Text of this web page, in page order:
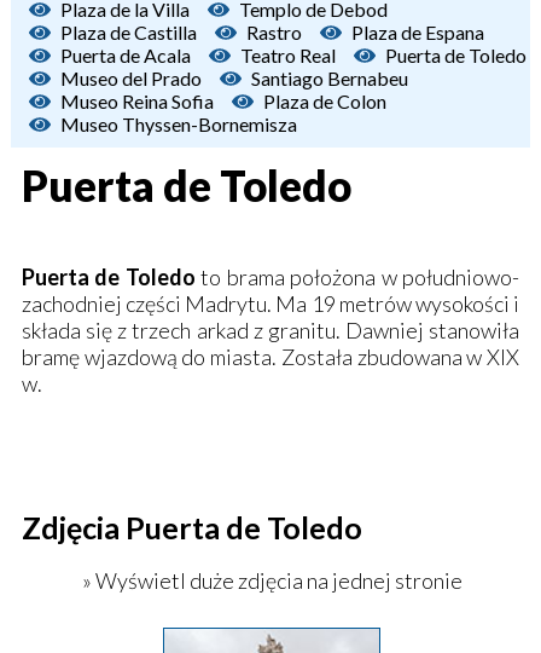
Plaza de la Villa
Templo de Debod
Plaza de Castilla
Rastro
Plaza de Espana
Puerta de Acala
Teatro Real
Puerta de Toledo
Museo del Prado
Santiago Bernabeu
Museo Reina Sofia
Plaza de Colon
Museo Thyssen-Bornemisza
Puerta de Toledo
Puerta de Toledo to brama położona w południowo-
zachodniej części Madrytu. Ma 19 metrów wysokości i
składa się z trzech arkad z granitu. Dawniej stanowiła
bramę wjazdową do miasta. Została zbudowana w XIX
w.
Zdjęcia Puerta de Toledo
» Wyświetl duże zdjęcia na jednej stronie